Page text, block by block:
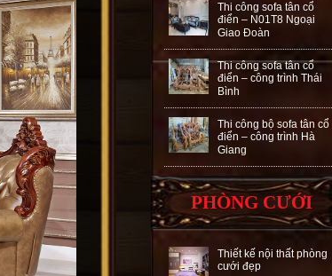
Thi công sofa tân cổ
điển – N01T8 Ngoại
Giao Đoàn
Thi công sofa tân cổ
điển – công trình Thái
Bình
Thi công bộ sofa tân cổ
điển – công trình Hà
Giang
PHÒNG CƯỚI
Thiết kế nội thất phòng
cưới đẹp